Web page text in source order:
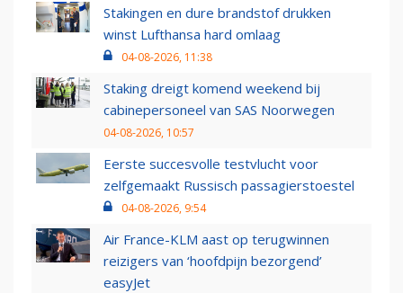
Stakingen en dure brandstof drukken
winst Lufthansa hard omlaag
04-08-2026, 11:38
Staking dreigt komend weekend bij
cabinepersoneel van SAS Noorwegen
04-08-2026, 10:57
Eerste succesvolle testvlucht voor
zelfgemaakt Russisch passagierstoestel
04-08-2026, 9:54
Air France-KLM aast op terugwinnen
reizigers van ‘hoofdpijn bezorgend’
easyJet